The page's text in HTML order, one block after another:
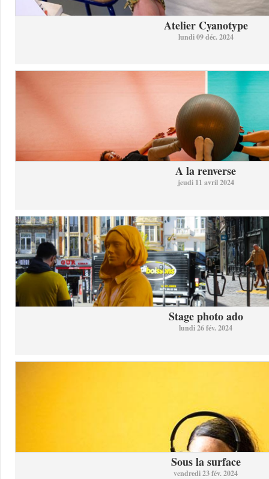
Atelier Cyanotype
lundi 09 déc. 2024
A la renverse
jeudi 11 avril 2024
Stage photo ado
lundi 26 fév. 2024
Sous la surface
vendredi 23 fév. 2024